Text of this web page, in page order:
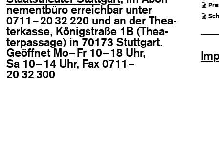
ne­ment­büro erreich­bar unter
0711 –2032 220 und an der Thea­
ter­kasse, König­straße 1B (Thea­
ter­pas­sage) in 70173 Stutt­gart.
Geöff­net Mo–Fr 10–18 Uhr,
Sa 10–14 Uhr, Fax 0711 –
20 32300